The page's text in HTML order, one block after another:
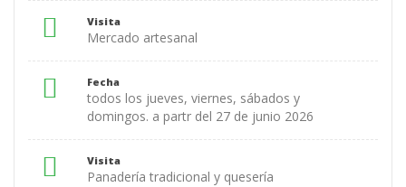
Visita
Mercado artesanal
Fecha
todos los jueves, viernes, sábados y
domingos. a partr del 27 de junio 2026
Visita
Panadería tradicional y quesería